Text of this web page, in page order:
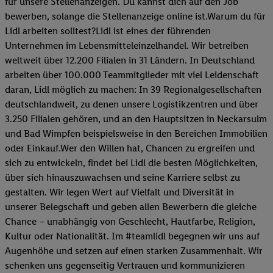
bewerben, solange die Stellenanzeige online ist.Warum du für
Lidl arbeiten solltest?Lidl ist eines der führenden
Unternehmen im Lebensmitteleinzelhandel. Wir betreiben
weltweit über 12.200 Filialen in 31 Ländern. In Deutschland
arbeiten über 100.000 Teammitglieder mit viel Leidenschaft
daran, Lidl möglich zu machen: In 39 Regionalgesellschaften
deutschlandweit, zu denen unsere Logistikzentren und über
3.250 Filialen gehören, und an den Hauptsitzen in Neckarsulm
und Bad Wimpfen beispielsweise in den Bereichen Immobilien
oder Einkauf.Wer den Willen hat, Chancen zu ergreifen und
sich zu entwickeln, findet bei Lidl die besten Möglichkeiten,
über sich hinauszuwachsen und seine Karriere selbst zu
gestalten. Wir legen Wert auf Vielfalt und Diversität in
unserer Belegschaft und geben allen Bewerbern die gleiche
Chance – unabhängig von Geschlecht, Hautfarbe, Religion,
Kultur oder Nationalität. Im #teamlidl begegnen wir uns auf
Augenhöhe und setzen auf einen starken Zusammenhalt. Wir
schenken uns gegenseitig Vertrauen und kommunizieren